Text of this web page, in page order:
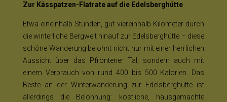
Zur Kässpatzen-Flatrate auf die Edelsberghütte
Etwa eineinhalb Stunden, gut viereinhalb Kilometer durch
die winterliche Bergwelt hinauf zur Edelsberghütte – diese
schöne Wanderung belohnt nicht nur mit einer herrlichen
Aussicht über das Pfrontener Tal, sondern auch mit
einem Verbrauch von rund 400 bis 500 Kalorien. Das
Beste an der Winterwanderung zur Edelsberghütte ist
allerdings die Belohnung: köstliche, hausgemachte